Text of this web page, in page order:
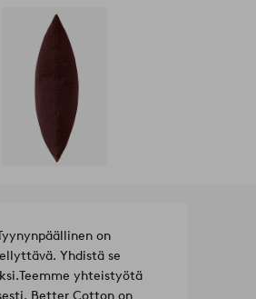
on
Yhdistä se
Teemme yhteistyötä
Better Cotton on